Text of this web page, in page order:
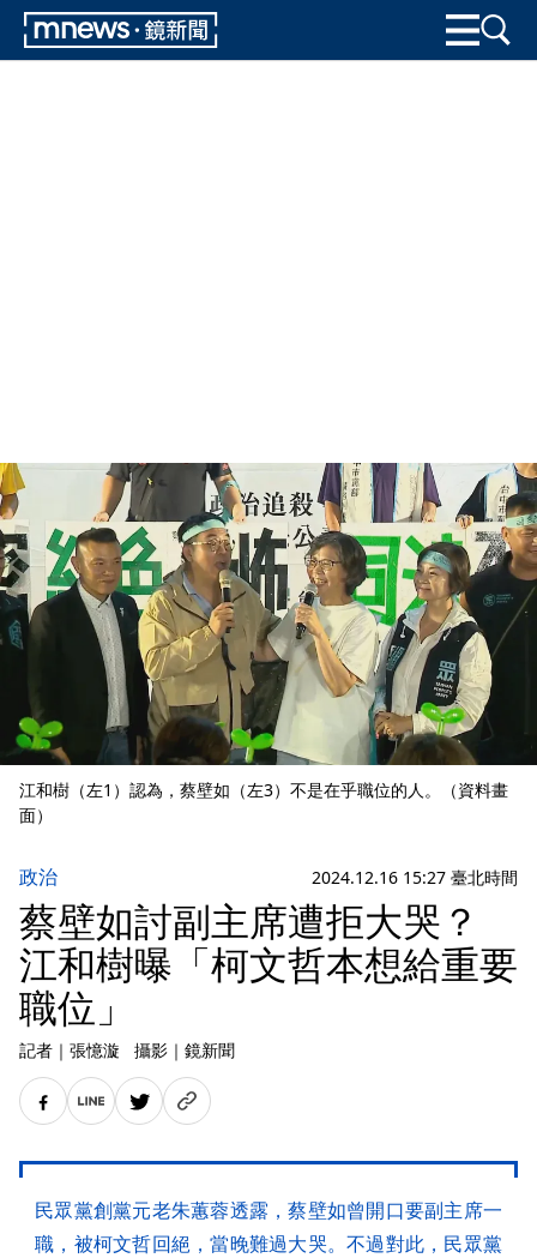
江和樹（左1）認為，蔡壁如（左3）不是在乎職位的人。（資料畫
面）
政治 2024.12.16 15:27 臺北時間
蔡壁如討副主席遭拒大哭？
江和樹曝「柯文哲本想給重要
職位」
記者 ｜ 張憶漩 攝影 ｜ 鏡新聞
民眾黨創黨元老朱蕙蓉透露，蔡壁如曾開口要副主席一
職，被柯文哲回絕，當晚難過大哭。不過對此，民眾黨